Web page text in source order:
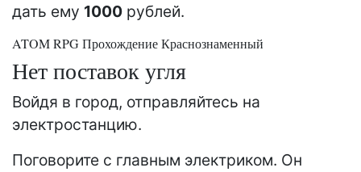
дать ему 1000 рублей.
ATOM RPG Прохождение Краснознаменный
Нет поставок угля
Войдя в город, отправляйтесь на
электростанцию.
Поговорите с главным электриком. Он